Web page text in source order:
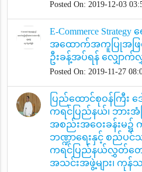
Posted On: 2019-12-03
E-Commerce
အထောက်အကူပြုအဖြစ်
ဦးခန့်အပ်ရန် လျှောက်လွှ
Posted On: 2019-11-27
ပြည်ထောင်စုဝန်ကြီး
ကရင်ပြည်နယ်၊ ဘား
အစည်းအဝေးခန်းမ၌
ဘဏ္ဍာရေးနှင့် စည်ပင်သ
ကရင်ပြည်နယ်လွှတ်တေ
အသင်းအဖွဲ့များ၊ ကုန်